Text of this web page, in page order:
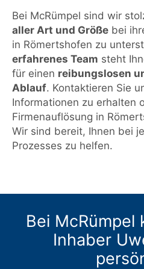
Bei McRümpel sind wir
aller Art und Größe bei
in Römertshofen zu
erfahrenes Team steht
für einen reibungslosen
Ablauf. Kontaktieren Sie
Informationen zu erhalten
Firmenauflösung in
Wir sind bereit, Ihnen bei
Prozesses zu helfen.
Bei McRümpel
Inhaber